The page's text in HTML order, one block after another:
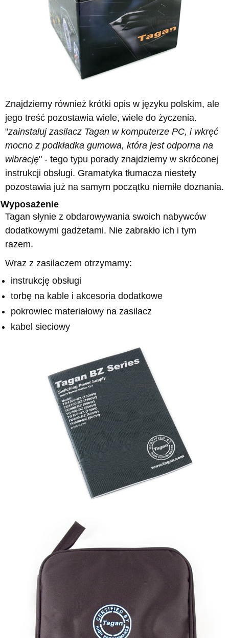
Znajdziemy również krótki opis w języku polskim, ale
jego treść pozostawia wiele, wiele do życzenia.
"zainstaluj zasilacz Tagan w komputerze PC, i wkręć
mocno z podkładka gumowa, która jest odporna na
wibrację" - tego typu porady znajdziemy w skróconej
instrukcji obsługi. Gramatyka tłumacza niestety
pozostawia już na samym początku niemiłe doznania.
Wyposażenie
Tagan słynie z obdarowywania swoich nabywców
dodatkowymi gadżetami. Nie zabrakło ich i tym
razem.
Wraz z zasilaczem otrzymamy:
instrukcję obsługi
torbę na kable i akcesoria dodatkowe
pokrowiec materiałowy na zasilacz
kabel sieciowy